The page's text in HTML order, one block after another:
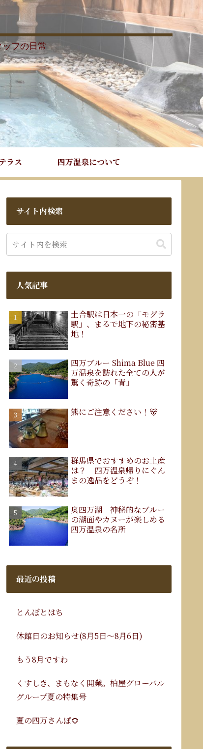
フの日常
ラス 四万温泉について
サイト内検索
人気記事
土合駅は日本一の「モグラ
駅」、まるで地下の秘密基
地！
四万ブルー Shima Blue 四
万温泉を訪れた全ての人が
驚く奇跡の「青」
熊にご注意ください！🐻
群馬県でおすすめのお土産
は？ 四万温泉帰りにぐん
まの逸品をどうぞ！
奥四万湖 神秘的なブルー
の湖面やカヌーが楽しめる
四万温泉の名所
最近の投稿
とんぼとはち
休館日のお知らせ(8月5日～8月6日)
もう8月ですわ
くすしき、まもなく開業。柏屋グローバル
グループ夏の特集号
夏の四万さんぽ🌻